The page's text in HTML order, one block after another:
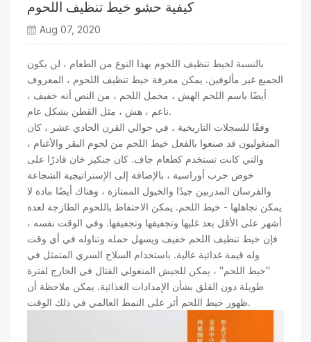
كيفية حشو خيط تنظيف اللحوم
Aug 07, 2020
بالنسبة لخيط تنظيف اللحوم بهذا النوع من الطعام ، لن يكون
الجميع غير مألوفين. يمكن معرفة خيط تنظيف اللحوم ، المعروف
أيضًا باسم اللحم الهش ، مخمل اللحم ، من النص أنه خفيف ،
ناعم ، هش ، مثل القطن بشكل عام.
وفقًا للسجلات التاريخية ، في حوالي القرن الحادي عشر ، كان
المنغوليون قد صنعوا بالفعل خيط اللحم من لحوم البقر والأغنام ،
والتي كانت تستخدم كطعام جاف. كان جنكيز خان قادرًا على
خوض حرب أوراسية ، بالإضافة إلى الإستراتيجية الشجاعة
والفرسان المدربين جيدًا والخيول الممتازة ، وهناك أيضًا مادة لا
يمكن تجاهلها - خيط اللحم. يمكن الاحتفاظ باللحوم الطازجة لعدة
أشهر على الأقل بعد غليها وتجفيفها وتجفيفها. وفي الوقت نفسه ،
فإن خيط تنظيف اللحم خفيف ويسهل حمله وتناوله في أي وقت
وله قيمة غذائية عالية. باستخدام السلاح السري المتمثل في
"خيط اللحم" ، يمكن للجيش المنغولي القتال في الخارج لفترة
طويلة دون القلق بشأن الإمدادات الغذائية. يمكن ملاحظة أن
ظهور خيط اللحم أثر على النمط العالمي في ذلك الوقت.